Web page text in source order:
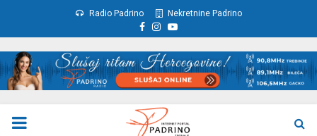
Radio Padrino Nekretnine Padrino
Facebook
Instagram
Youtube
PRIMARY